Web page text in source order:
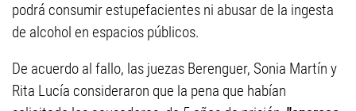
podrá consumir estupefacientes ni abusar de la ingesta
de alcohol en espacios públicos.
De acuerdo al fallo, las juezas Berenguer, Sonia Martín y
Rita Lucía consideraron que la pena que habían